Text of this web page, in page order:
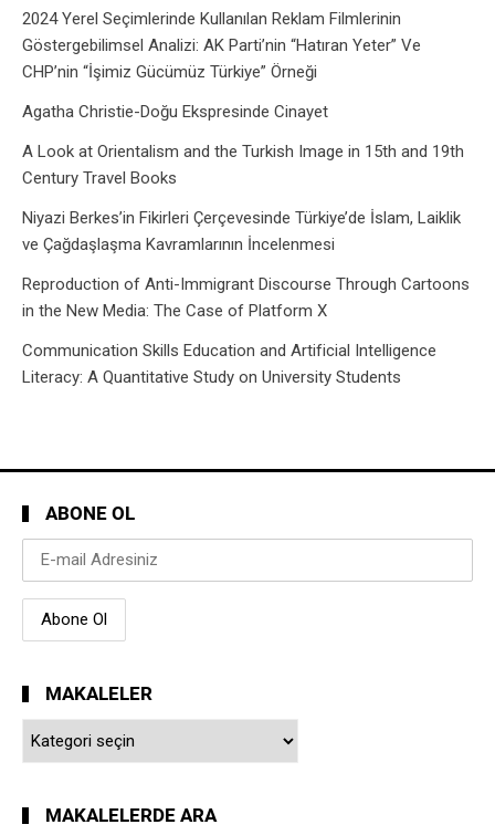
2024 Yerel Seçimlerinde Kullanılan Reklam Filmlerinin
Göstergebilimsel Analizi: AK Parti’nin “Hatıran Yeter” Ve
CHP’nin “İşimiz Gücümüz Türkiye” Örneği
Agatha Christie-Doğu Ekspresinde Cinayet
A Look at Orientalism and the Turkish Image in 15th and 19th
Century Travel Books
Niyazi Berkes’in Fikirleri Çerçevesinde Türkiye’de İslam, Laiklik
ve Çağdaşlaşma Kavramlarının İncelenmesi
Reproduction of Anti-Immigrant Discourse Through Cartoons
in the New Media: The Case of Platform X
Communication Skills Education and Artificial Intelligence
Literacy: A Quantitative Study on University Students
ABONE OL
MAKALELER
Makaleler
MAKALELERDE ARA